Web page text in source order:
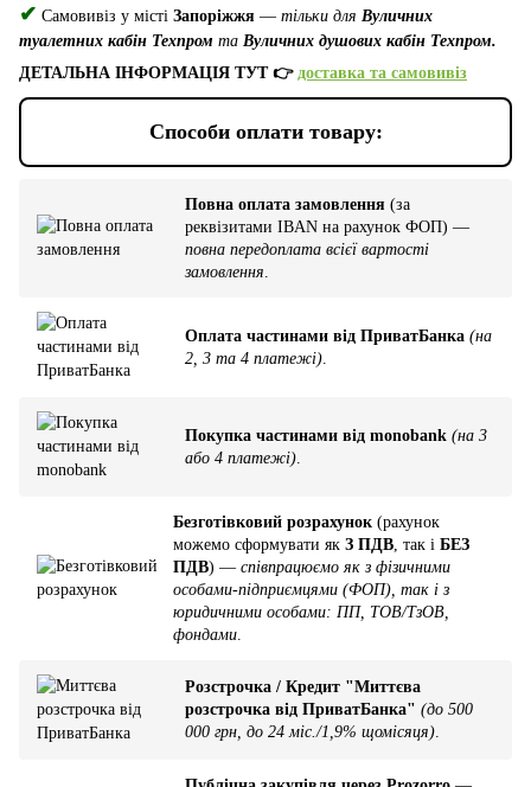
✔ Самовивіз у місті Запоріжжя — тільки для Вуличних
туалетних кабін Техпром та Вуличних душових кабін Техпром.
ДЕТАЛЬНА ІНФОРМАЦІЯ ТУТ 👉 доставка та самовивіз
Способи оплати товару:
Повна оплата замовлення (за
реквізитами IBAN на рахунок ФОП) —
повна передоплата всієї вартості
замовлення
Оплата частинами від ПриватБанка (на
2, 3 та 4 платежі)
Покупка частинами від monobank (на 3
або 4 платежі)
Безготівковий розрахунок (рахунок
можемо сформувати як З ПДВ , так і БЕЗ
ПДВ) — співпрацюємо як з фізичними
особами-підприємцями (ФОП), так і з
юридичними особами: ПП, ТОВ/ТзОВ,
фондами
Розстрочка / Кредит "Миттєва
розстрочка від ПриватБанка" (до 500
000 грн, до 24 міс./1,9% щомісяця).